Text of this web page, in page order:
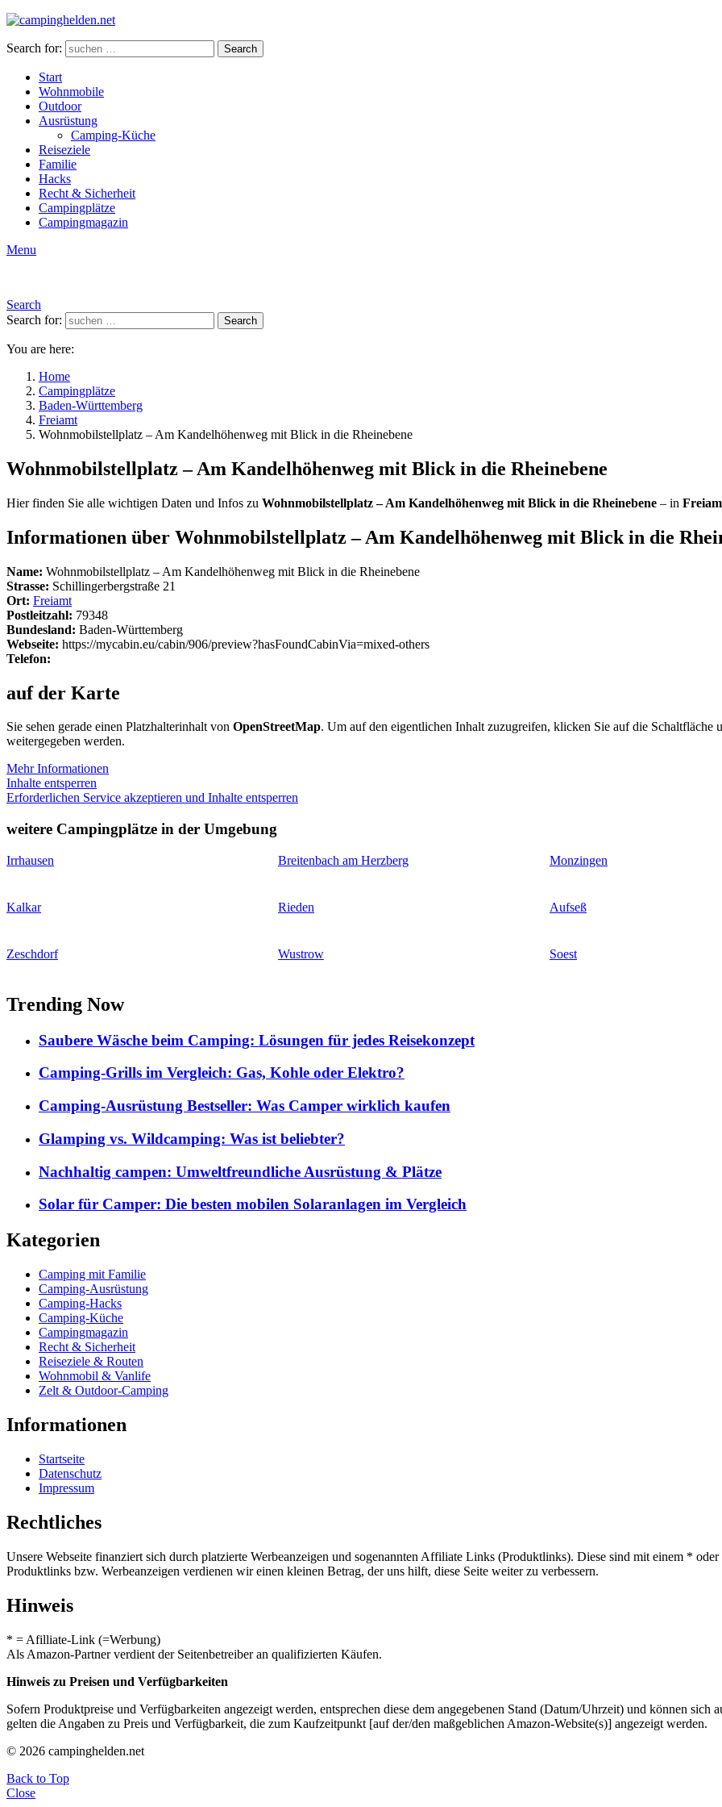
Search for: Search
Start
Wohnmobile
Outdoor
Ausrüstung
Camping-Küche
Reiseziele
Familie
Hacks
Recht & Sicherheit
Campingplätze
Campingmagazin
Menu
Search
Search for:
Search
You are here:
Home
Campingplätze
Baden-Württemberg
Freiamt
Wohnmobilstellplatz – Am Kandelhöhenweg mit Blick in die Rheinebene
Wohnmobilstellplatz – Am Kandelhöhenweg mit Blick in die Rheinebene
Hier finden Sie alle wichtigen Daten und Infos zu Wohnmobilstellplatz – Am Kandelhöhenweg mit Blick in die Rheinebene – in
Informationen über Wohnmobilstellplatz – Am Kandelhöhenweg mit Blick in die
Name: Wohnmobilstellplatz – Am Kandelhöhenweg mit Blick in die Rheinebene
Strasse: Schillingerbergstraße 21
Ort: Freiamt
Postleitzahl: 79348
Bundesland: Baden-Württemberg
Webseite: https://mycabin.eu/cabin/906/preview?hasFoundCabinVia=mixed-others
Telefon:
auf der Karte
Sie sehen gerade einen Platzhalterinhalt von OpenStreetMap. Um auf den eigentlichen Inhalt zuzugreifen, klicken Sie auf die Schaltfläche
weitergegeben werden.
Mehr Informationen
Inhalte entsperren
Erforderlichen Service akzeptieren und Inhalte entsperren
weitere Campingplätze in der Umgebung
Irrhausen Breitenbach am Herzberg Monzingen
Kalkar Rieden Aufseß
Zeschdorf Wustrow Soest
Trending Now
Saubere Wäsche beim Camping: Lösungen für jedes Reisekonzept
Camping-Grills im Vergleich: Gas, Kohle oder Elektro?
Camping-Ausrüstung Bestseller: Was Camper wirklich kaufen
Glamping vs. Wildcamping: Was ist beliebter?
Nachhaltig campen: Umweltfreundliche Ausrüstung & Plätze
Solar für Camper: Die besten mobilen Solaranlagen im Vergleich
Kategorien
Camping mit Familie
Camping-Ausrüstung
Camping-Hacks
Camping-Küche
Campingmagazin
Recht & Sicherheit
Reiseziele & Routen
Wohnmobil & Vanlife
Zelt & Outdoor-Camping
Informationen
Startseite
Datenschutz
Impressum
Rechtliches
Unsere Webseite finanziert sich durch platzierte Werbeanzeigen und sogenannten Affiliate Links (Produktlinks). Diese sind mit einem *
Produktlinks bzw. Werbeanzeigen verdienen wir einen kleinen Betrag, der uns hilft, diese Seite weiter zu verbessern.
Hinweis
* = Afilliate-Link (=Werbung)
Als Amazon-Partner verdient der Seitenbetreiber an qualifizierten Käufen.
Hinweis zu Preisen und Verfügbarkeiten
Sofern Produktpreise und Verfügbarkeiten angezeigt werden, entsprechen diese dem angegebenen Stand (Datum/Uhrzeit) und können
gelten die Angaben zu Preis und Verfügbarkeit, die zum Kaufzeitpunkt [auf der/den maßgeblichen Amazon-Website(s)] angezeigt werden.
© 2026 campinghelden.net
Back to Top
Close